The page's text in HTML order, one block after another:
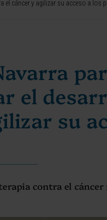
el cáncer y agilizar su acceso a los
el
su
contra el